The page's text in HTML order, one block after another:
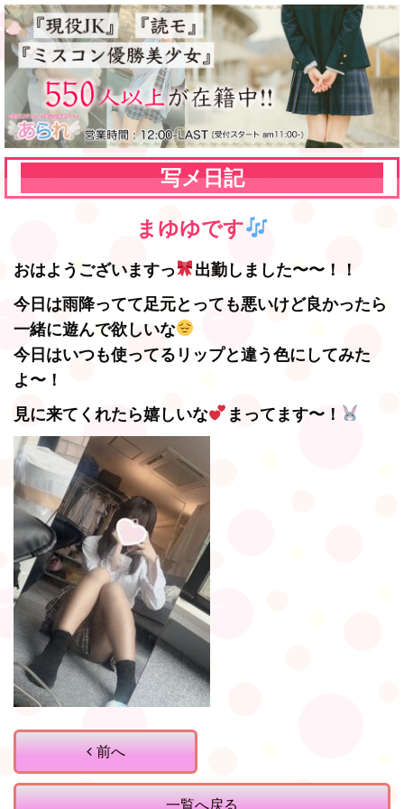
写メ日記
まゆゆです
おはようございますっ
出勤しました〜〜！！
今日は雨降ってて足元とっても悪いけど良かったら
一緒に遊んで欲しいな
今日はいつも使ってるリップと違う色にしてみた
よ〜！
見に来てくれたら嬉しいな
まってます〜！
前へ
一覧へ戻る